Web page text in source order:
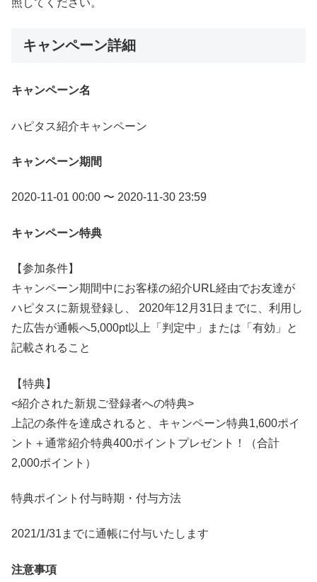
キャンペーン詳細
キャンペーン名
ハピタス紹介キャンペーン
キャンペーン期間
2020-11-01 00:00 〜 2020-11-30 23:59
キャンペーン特典
【参加条件】
キャンペーン期間中にお客様の紹介URL経由でお友達が
ハピタスに新規登録し、 2020年12月31日までに、利用し
た広告が通帳へ5,000pt以上「判定中」または「有効」と
記載されること
【特典】
<紹介された新規ご登録者への特典>
上記の条件を達成されると、キャンペーン特典1,600ポイ
ント＋通常紹介特典400ポイントプレゼント！（合計
2,000ポイント）
特典ポイント付与時期・付与方法
2021/1/31までに通帳に付与いたします
注意事項